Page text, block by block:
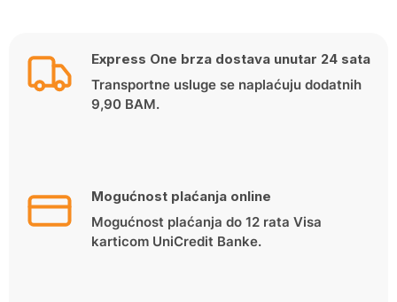
Express One brza dostava unutar 24 sata
Transportne usluge se naplaćuju dodatnih
9,90 BAM.
Mogućnost plaćanja online
Mogućnost plaćanja do 12 rata Visa
karticom UniCredit Banke.